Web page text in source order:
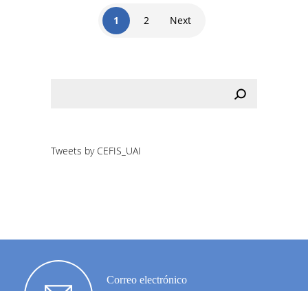
1 2 Next
Tweets by CEFIS_UAI
Correo electrónico